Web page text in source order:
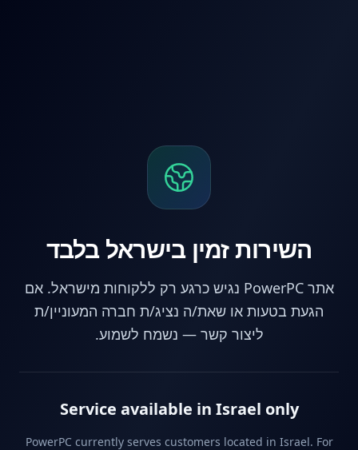
השירות זמין בישראל בלבד
אתר PowerPC נגיש כרגע רק ללקוחות מישראל. אם
הגעת בטעות או שאת/ה נציג/ת חברה המעוניין/ת
ליצור קשר — נשמח לשמוע.
Service available in Israel only
PowerPC currently serves customers located in Israel. For